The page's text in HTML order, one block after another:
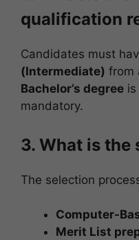
qualification
Candidates must
(Intermediate) from
Bachelor’s degree
mandatory.
3. What is the
The selection
Computer-
Merit List